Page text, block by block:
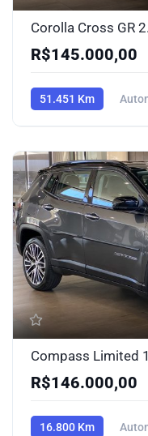
Corolla Cross GR
R$145.000,00
51.451 Km
Compass Limited
R$146.000,00
16.800 Km